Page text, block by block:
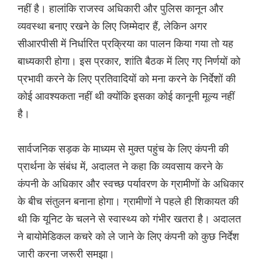
नहीं है। हालांकि राजस्व अधिकारी और पुलिस कानून और
व्यवस्था बनाए रखने के लिए जिम्मेदार हैं, लेकिन अगर
सीआरपीसी में निर्धारित प्रक्रिया का पालन किया गया तो यह
बाध्यकारी होगा। इस प्रकार, शांति बैठक में लिए गए निर्णयों को
प्रभावी करने के लिए प्रतिवादियों को मना करने के निर्देशों की
कोई आवश्यकता नहीं थी क्योंकि इसका कोई कानूनी मूल्य नहीं
है।
सार्वजनिक सड़क के माध्यम से मुक्त पहुंच के लिए कंपनी की
प्रार्थना के संबंध में, अदालत ने कहा कि व्यवसाय करने के
कंपनी के अधिकार और स्वच्छ पर्यावरण के ग्रामीणों के अधिकार
के बीच संतुलन बनाना होगा। ग्रामीणों ने पहले ही शिकायत की
थी कि यूनिट के चलने से स्वास्थ्य को गंभीर खतरा है। अदालत
ने बायोमेडिकल कचरे को ले जाने के लिए कंपनी को कुछ निर्देश
जारी करना जरूरी समझा।